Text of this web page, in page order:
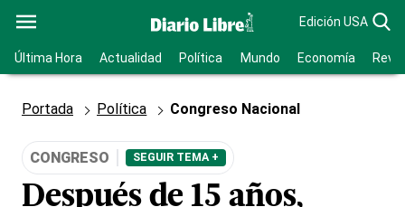
Edición USA
Última Hora Actualidad Política Mundo Economía
Portada Política Congreso Nacional
CONGRESO SEGUIR TEMA +
Después de 15 años,